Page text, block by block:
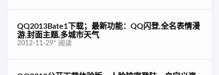
QQ2013Bate1下载；最新功能：QQ闪登,全名表情漫
游,封面主题,多城市天气
2012-11-29* 阅读